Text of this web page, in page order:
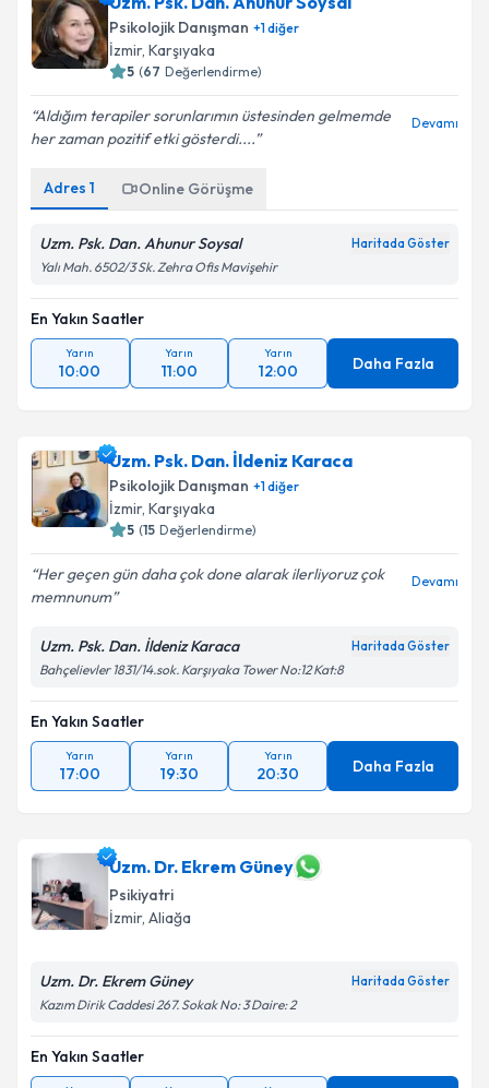
Psikolojik Danışman +1diğer
İzmir, Karşıyaka
5 (67 Değerlendirme)
Aldığım terapiler sorunlarımın üstesinden gelmemde
her zaman pozitif etki gösterdi....
Devamı
Adres 1 Online Görüşme
Uzm. Psk. Dan. Ahunur Soysal Haritada Göster
Yalı Mah. 6502/3 Sk. Zehra Ofis Mavişehir
En Yakın Saatler
Yarın
10:00
Yarın
11:00
Yarın
12:00 Daha Fazla
Uzm. Psk. Dan. İldeniz Karaca
Psikolojik Danışman +1diğer
İzmir, Karşıyaka
5 (15 Değerlendirme)
Her geçen gün daha çok done alarak ilerliyoruz çok
memnunum
Devamı
Uzm. Psk. Dan. İldeniz Karaca Haritada Göster
Bahçelievler 1831/14.sok. Karşıyaka Tower No:12 Kat:8
En Yakın Saatler
Yarın
17:00
Yarın
19:30
Yarın
20:30 Daha Fazla
Uzm. Dr. Ekrem Güney
Psikiyatri
İzmir, Aliağa
Uzm. Dr. Ekrem Güney Haritada Göster
Kazım Dirik Caddesi 267. Sokak No: 3 Daire: 2
En Yakın Saatler